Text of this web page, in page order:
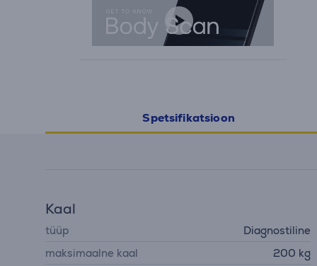
Spetsifikatsioon
Kaal
tüüp
Diagnostiline
maksimaalne kaal
200 kg